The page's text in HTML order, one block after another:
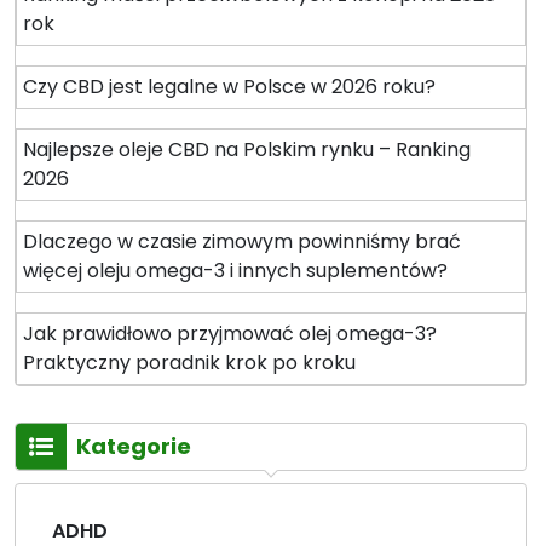
rok
Czy CBD jest legalne w Polsce w 2026 roku?
Najlepsze oleje CBD na Polskim rynku – Ranking
2026
Dlaczego w czasie zimowym powinniśmy brać
więcej oleju omega-3 i innych suplementów?
Jak prawidłowo przyjmować olej omega-3?
Praktyczny poradnik krok po kroku
Kategorie
ADHD